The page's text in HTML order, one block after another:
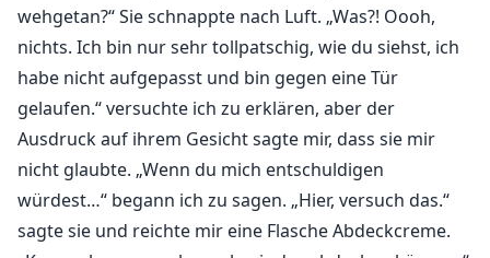
wehgetan?“ Sie schnappte nach Luft. „Was?! Oooh,
nichts. Ich bin nur sehr tollpatschig, wie du siehst, ich
habe nicht aufgepasst und bin gegen eine Tür
gelaufen.“ versuchte ich zu erklären, aber der
Ausdruck auf ihrem Gesicht sagte mir, dass sie mir
nicht glaubte. „Wenn du mich entschuldigen
würdest…“ begann ich zu sagen. „Hier, versuch das.“
sagte sie und reichte mir eine Flasche Abdeckcreme.